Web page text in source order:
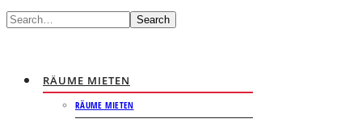
Search
RÄUME MIETEN
RÄUME MIETEN